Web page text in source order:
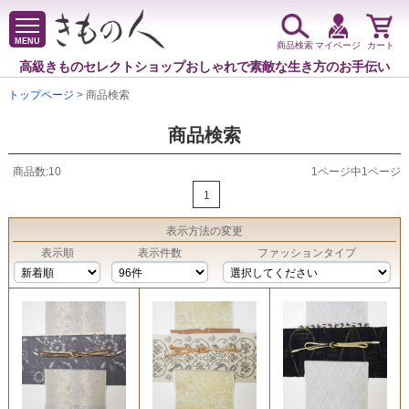
MENU
高級きものセレクトショップおしゃれで素敵な生き方のお手伝い
商品検索マイページ カート
トップページ > 商品検索
商品検索
商品数:10
1ページ中1ページ
1
表示方法の変更
表示順
表示件数 ファッションタイプ